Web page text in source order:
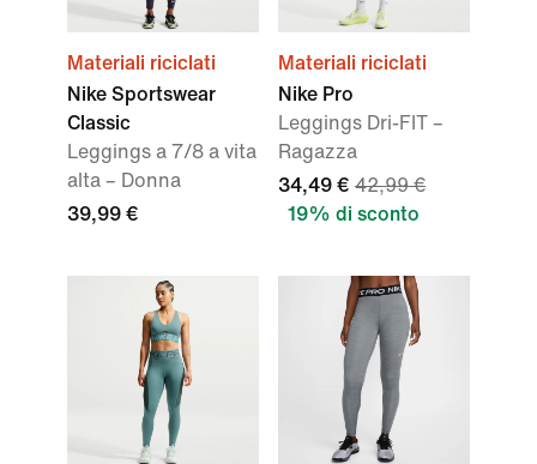
Materiali riciclati
Nike Sportswear
Classic
Leggings a 7/8 a vita
alta – Donna
39,99 €
Materiali riciclati
Nike Pro
Leggings Dri-FIT –
Ragazza
34,49 € 42,99 €
19% di sconto